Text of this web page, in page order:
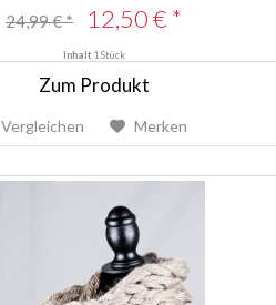
24,99 € * 12,50 € *
Inhalt 1 Stück
Zum Produkt
Vergleichen Merken